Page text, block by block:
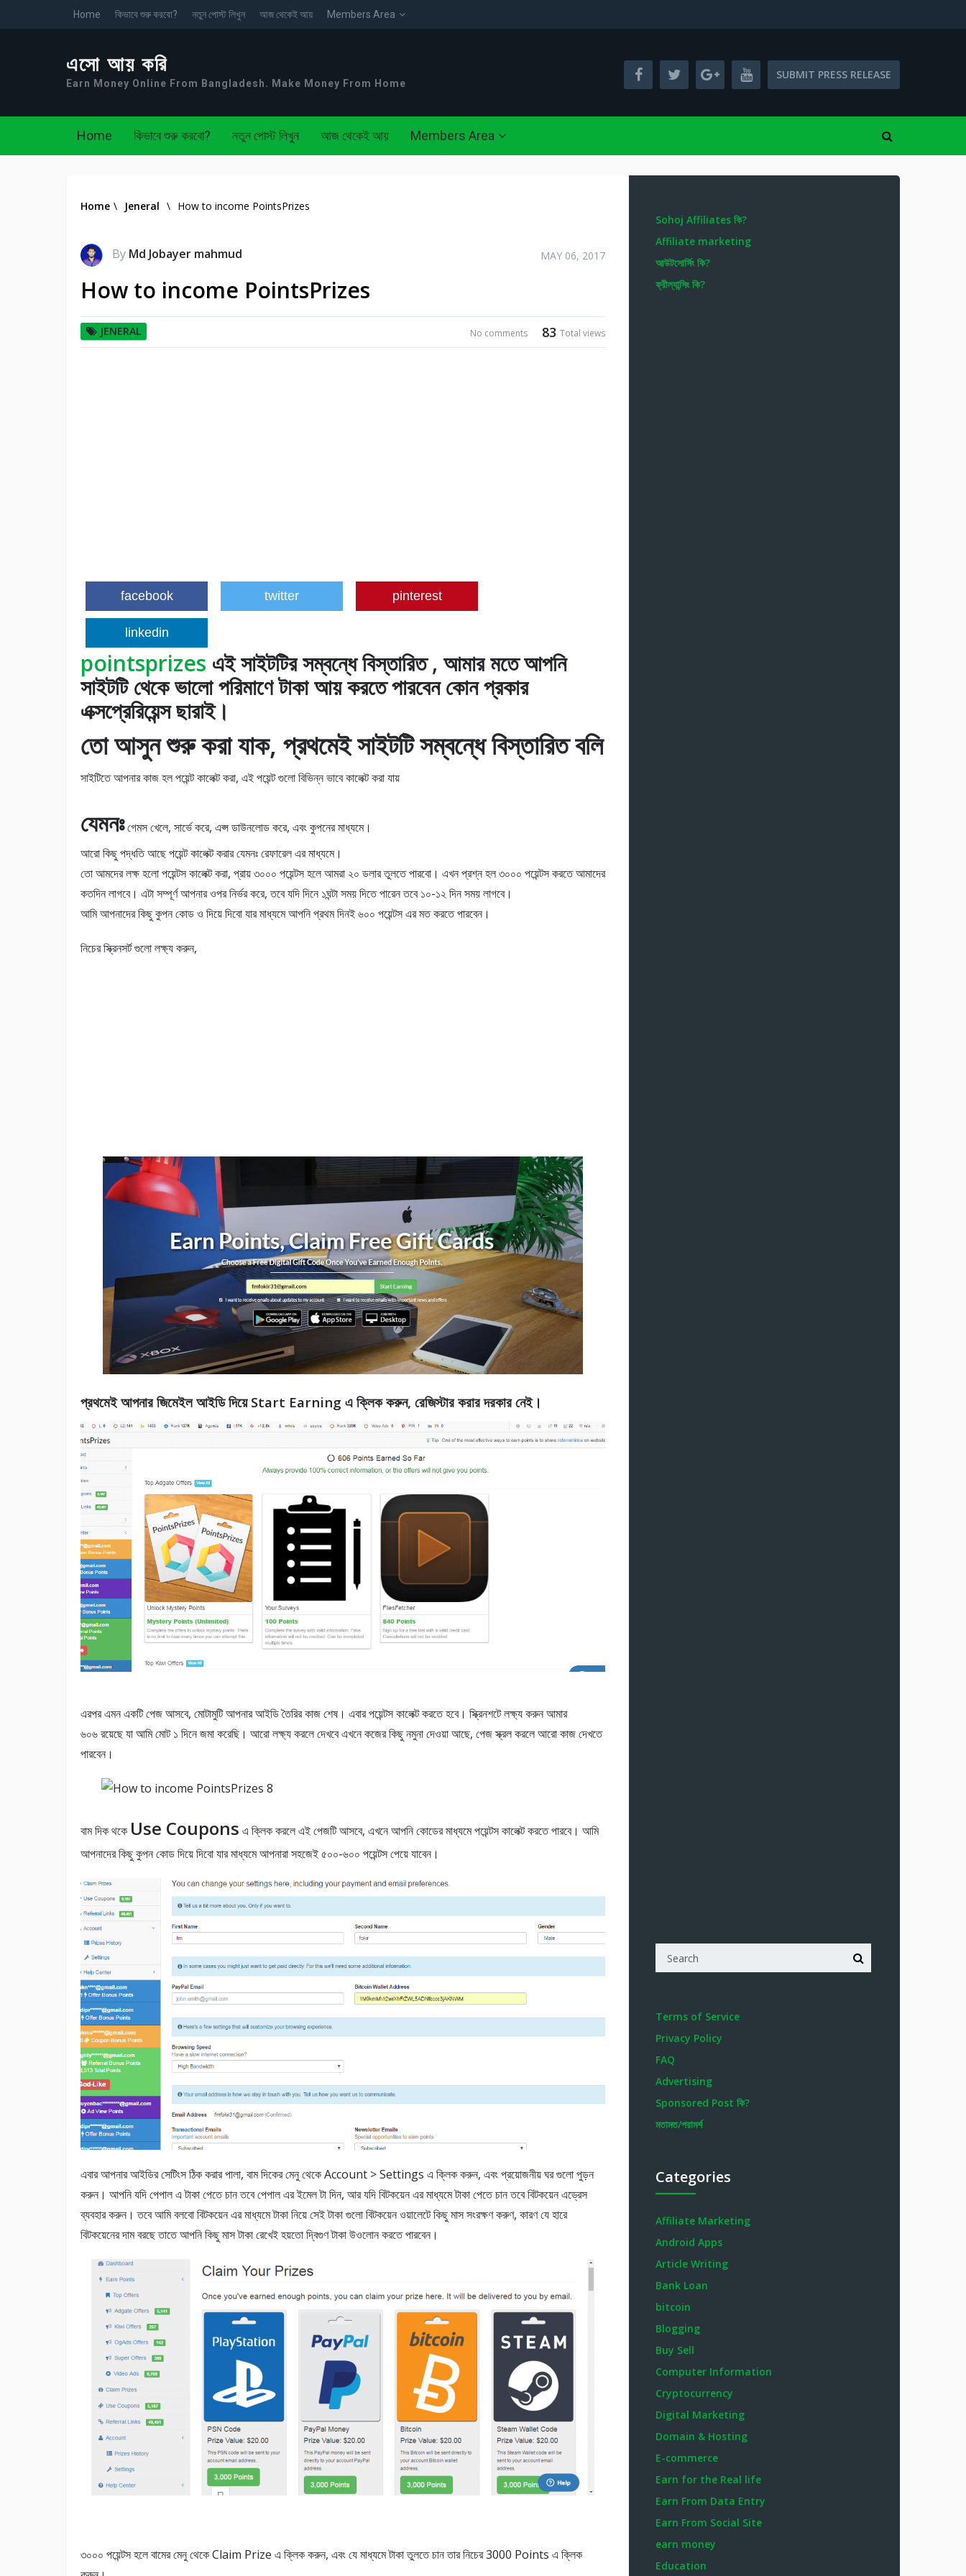
Home কিভাবে শুরু করবো? নতুন পোস্ট লিখুন আজ থেকেই আয় Members Area
এসো আয় করি
Earn Money Online From Bangladesh. Make Money From Home
SUBMIT PRESS RELEASE
Home কিভাবে শুরু করবো? নতুন পোস্ট লিখুন আজ থেকেই আয় Members Area
Home \ Jeneral \ How to income PointsPrizes
By Md Jobayer mahmud MAY 06, 2017
How to income PointsPrizes
JENERAL 83 Total views
No comments
facebook twitter pinterest
linkedin
pointsprizes এই সাইটটির সম্বন্ধে বিস্তারিত , আমার মতে আপনি
সাইটটি থেকে ভালো পরিমাণে টাকা আয় করতে পারবেন কোন প্রকার
এক্সপ্রেরিয়েন্স ছারাই।
তো আসুন শুরু করা যাক, প্রথমেই সাইটটি সম্বন্ধে বিস্তারিত বলি
সাইটিতে আপনার কাজ হল পয়েন্ট কালেক্ট করা, এই পয়েন্ট গুলো বিভিন্ন ভাবে কালেক্ট করা যায়
যেমনঃগেমস খেলে, সার্ভে করে, এপ্স ডাউনলোড করে, এবং কুপনের মাধ্যমে।
আরো কিছু পদ্ধতি আছে পয়েন্ট কালেক্ট করার যেমনঃ রেফারেল এর মাধ্যমে।
তো আমদের লক্ষ হলো পয়েন্টস কালেক্ট করা, প্রায় ৩০০০ পয়েন্টস হলে আমরা ২০ ডলার তুলতে পারবো। এখন প্রশ্ন হল ৩০০০ পয়েন্টস করতে আমাদের
কতদিন লাগবে। এটা সম্পূর্ণ আপনার ওপর নির্ভর করে, তবে যদি দিনে ১ঘন্টা সময় দিতে পারেন তবে ১০-১২ দিন সময় লাগবে।
আমি আপনাদের কিছু কুপন কোড ও দিয়ে দিবো যার মাধ্যমে আপনি প্রথম দিনই ৬০০ পয়েন্টস এর মত করতে পারবেন।
নিচের স্ক্রিনসর্ট গুলো লক্ষ্য করুন,
প্রথমেই আপনার জিমেইল আইডি দিয়ে Start Earning এ ক্লিক করুন, রেজিস্টার করার দরকার নেই।
এরপর এমন একটি পেজ আসবে, মোটামুটি আপনার আইডি তৈরির কাজ শেষ। এবার পয়েন্টস কালেক্ট করতে হবে। স্ক্রিনশটে লক্ষ্য করুন আমার
৬০৬ রয়েছে যা আমি মোট ১ দিনে জমা করেছি। আরো লক্ষ্য করলে দেখবে এখনে কজের কিছু নমুনা দেওয়া আছে, পেজ স্ক্রল করলে আরো কাজ দেখতে
পারবেন।
বাম দিক থকে Use Coupons এ ক্লিক করলে এই পেজটি আসবে, এখনে আপনি কোডের মাধ্যমে পয়েন্টস কালেক্ট করতে পারবে। আমি
আপনাদের কিছু কুপন কোড দিয়ে দিবো যার মাধ্যমে আপনারা সহজেই ৫০০-৬০০ পয়েন্টস পেয়ে যাবেন।
এবার আপনার আইডির সেটিংস ঠিক করার পালা, বাম দিকের মেনু থেকে Account > Settings এ ক্লিক করুন, এবং প্রয়োজনীয় ঘর গুলো পুড়ন
করুন। আপনি যদি পেপাল এ টাকা পেতে চান তবে পেপাল এর ইমেল টা দিন, আর যদি বিটকয়েন এর মাধ্যমে টাকা পেতে চান তবে বিটকয়েন এড্রেস
ব্যবহার করুন। তবে আমি বলবো বিটকয়েন এর মাধ্যমে টাকা নিয়ে সেই টাকা গুলো বিটকয়েন ওয়ালেটে কিছু মাস সংরক্ষণ করুণ, কারণ যে হারে
বিটকয়েনের দাম বরছে তাতে আপনি কিছু মাস টাকা রেখেই হয়তো দ্বিগুণ টাকা উওলোন করতে পারবেন।
৩০০০ পয়েন্টস হলে বামের মেনু থেকে Claim Prize এ ক্লিক করুন, এবং যে মাধ্যমে টাকা তুলতে চান তার নিচের 3000 Points এ ক্লিক
Sohoj Affiliates কি?
Affiliate marketing
আউটসোর্সিং কি?
ফ্রীল্যান্সিং কি?
Terms of Service
Privacy Policy
FAQ
Advertising
Sponsored Post কি?
মতামত/পরামর্শ
Categories
Affiliate Marketing
Android Apps
Article Writing
Bank Loan
bitcoin
Blogging
Buy Sell
Computer Information
Cryptocurrency
Digital Marketing
Domain & Hosting
E-commerce
Earn for the Real life
Earn From Data Entry
Earn From Social Site
earn money
Education